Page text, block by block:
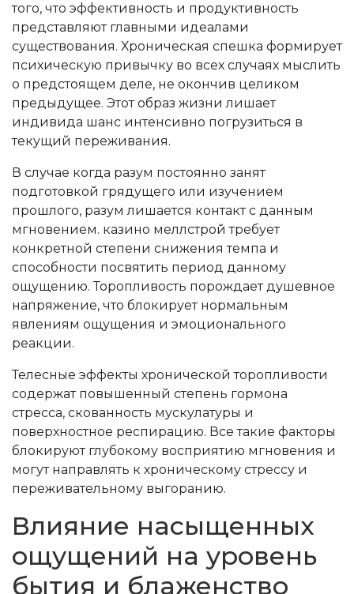
того, что эффективность и продуктивность
представляют главными идеалами
существования. Хроническая спешка формирует
психическую привычку во всех случаях мыслить
о предстоящем деле, не окончив целиком
предыдущее. Этот образ жизни лишает
индивида шанс интенсивно погрузиться в
текущий переживания.
В случае когда разум постоянно занят
подготовкой грядущего или изучением
прошлого, разум лишается контакт с данным
мгновением. казино меллстрой требует
конкретной степени снижения темпа и
способности посвятить период данному
ощущению. Торопливость порождает душевное
напряжение, что блокирует нормальным
явлениям ощущения и эмоционального
реакции.
Телесные эффекты хронической торопливости
содержат повышенный степень гормона
стресса, скованность мускулатуры и
поверхностное респирацию. Все такие факторы
блокируют глубокому восприятию мгновения и
могут направлять к хроническому стрессу и
переживательному выгоранию.
Влияние насыщенных
ощущений на уровень
бытия и блаженство